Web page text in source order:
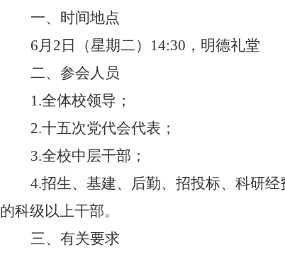
一、时间地点
6月 2 日（星期二） 14:30 ， 明德礼堂
二、参会人员
1.全体校领导；
2.十五次党代会代表；
3.全校中层干部；
4.招生、基建、后勤、招投标、科研
的科级以上干部。
三、有关要求